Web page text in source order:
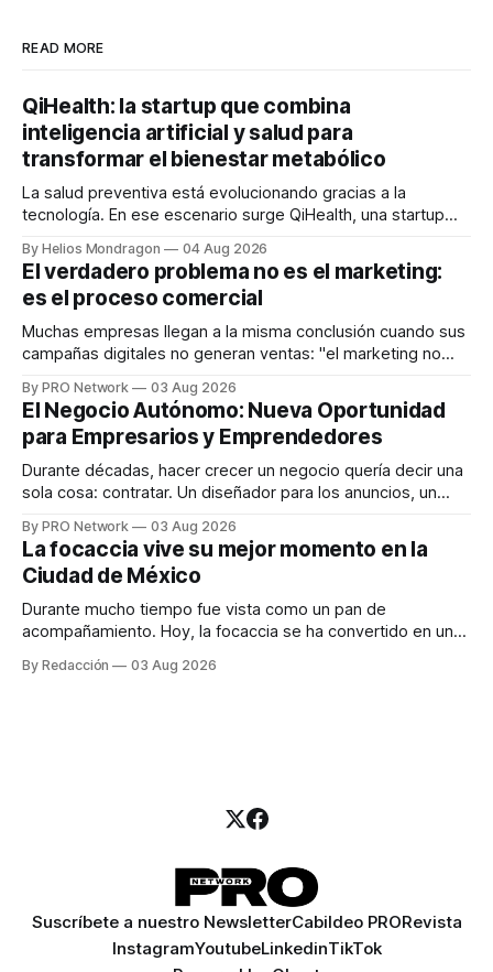
READ MORE
QiHealth: la startup que combina
inteligencia artificial y salud para
transformar el bienestar metabólico
La salud preventiva está evolucionando gracias a la
tecnología. En ese escenario surge QiHealth, una startup
dispositivos inteligentes, inteligencia artificial y monitoreo
en tiempo real para ayudar a las personas a tomar mejores
decisiones sobre su salud metabólica. Su propuesta busca
responder
By Helios Mondragon 04 Aug 2026
El verdadero problema no es el marketing:
es el proceso comercial
Muchas empresas llegan a la misma conclusión cuando sus
campañas digitales no generan ventas: "el marketing no
INTERIUS, el problema suele estar en otro lugar. Durante
una entrevista para el podcast SER PRO, el especialista en
marketing digital explicó que
By PRO Network 03 Aug 2026
El Negocio Autónomo: Nueva Oportunidad
para Empresarios y Emprendedores
Durante décadas, hacer crecer un negocio quería decir una
sola cosa: contratar. Un diseñador para los anuncios, un
para los textos, alguien que supiera de publicidad digital
para encontrar prospectos, un vendedor para atender
llamadas y mensajes, y —con suerte— una persona
By PRO Network 03 Aug 2026
La focaccia vive su mejor momento en la
Ciudad de México
Durante mucho tiempo fue vista como un pan de
acompañamiento. Hoy, la focaccia se ha convertido en uno
artesanal, ingredientes de calidad y experiencias que
By Redacción 03 Aug 2026
Suscríbete a nuestro NewsletterCabildeo PRORevista
InstagramYoutubeLinkedinTikTok